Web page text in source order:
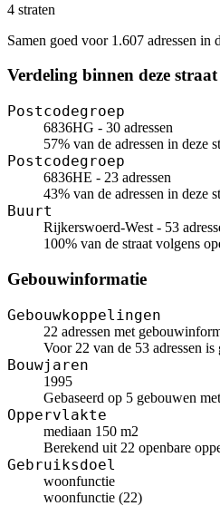
4 straten
Samen goed voor 1.607 adressen in
Verdeling binnen deze straat
Postcodegroep
6836HG - 30 adressen
57% van de adressen in deze
Postcodegroep
6836HE - 23 adressen
43% van de adressen in deze
Buurt
Rijkerswoerd-West - 53
100% van de straat volgens
Gebouwinformatie
Gebouwkoppelingen
22 adressen met
Voor 22 van de 53 adressen
Bouwjaren
1995
Gebaseerd op 5 gebouwen
Oppervlakte
mediaan 150 m2
Berekend uit 22 openbare
Gebruiksdoel
woonfunctie
woonfunctie (22)